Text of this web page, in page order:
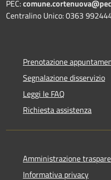
PEC:
Centralino Unico: 0363
Prenotazione
Segnalazione disservizio
Leggi le FAQ
Richiesta assistenza
Amministrazione
Informativa privacy